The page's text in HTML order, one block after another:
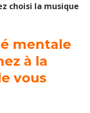
choisi la musique
mentale
à la
vous